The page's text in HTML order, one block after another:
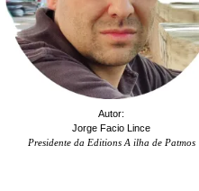
Autor:
Jorge Facio Lince
Presidente da Editions A ilha de Patmos